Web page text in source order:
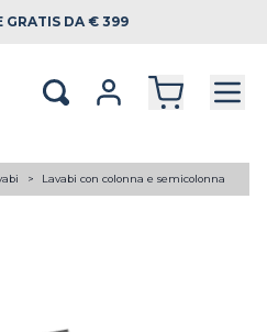
GRATIS DA € 399
Lavabi con colonna e semicolonna